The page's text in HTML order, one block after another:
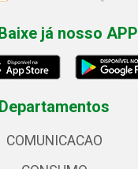
Baixe já nosso APP
Departamentos
COMUNICACAO